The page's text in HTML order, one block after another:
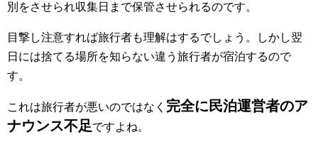
別をさせられ収集日まで保管させられるのです。
目撃し注意すれば旅行者も理解はするでしょう。しかし翌
日には捨てる場所を知らない違う旅行者が宿泊するので
す。
これは旅行者が悪いのではなく 完全に 民泊運営者のア
ナウンス不足ですよね。